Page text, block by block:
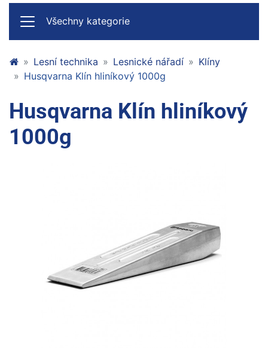
Všechny kategorie
Lesní technika Lesnické nářadí
Klíny
Husqvarna Klín hliníkový 1000g
Husqvarna Klín hliníkový
1000g